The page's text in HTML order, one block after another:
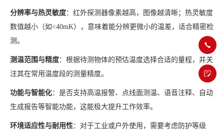
分辨率与热灵敏度：红外探测器像素越高，图像越清晰；热灵敏度
数值越小（如<40mK），意味着能分辨更微小的温差，适合精密检
测。
测温范围与精度：根据待测物体的预估温度选择合适的量程，并关
注其在常用温度段的测量精度。
功能与智能化：是否支持高温报警、点线面测温、语音注释、自动
生成报告等智能功能，这能极大提升工作效率。
环境适应性与耐用性：对于工业或户外使用，需要考虑防护等级